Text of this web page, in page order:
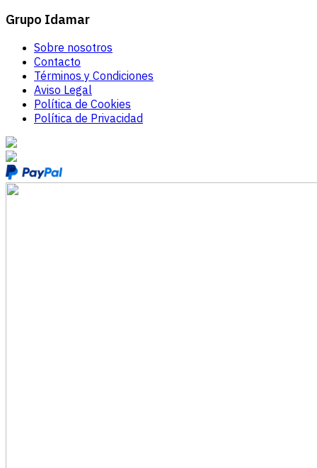
Grupo Idamar
Sobre nosotros
Contacto
Términos y Condiciones
Aviso Legal
Política de Cookies
Política de Privacidad